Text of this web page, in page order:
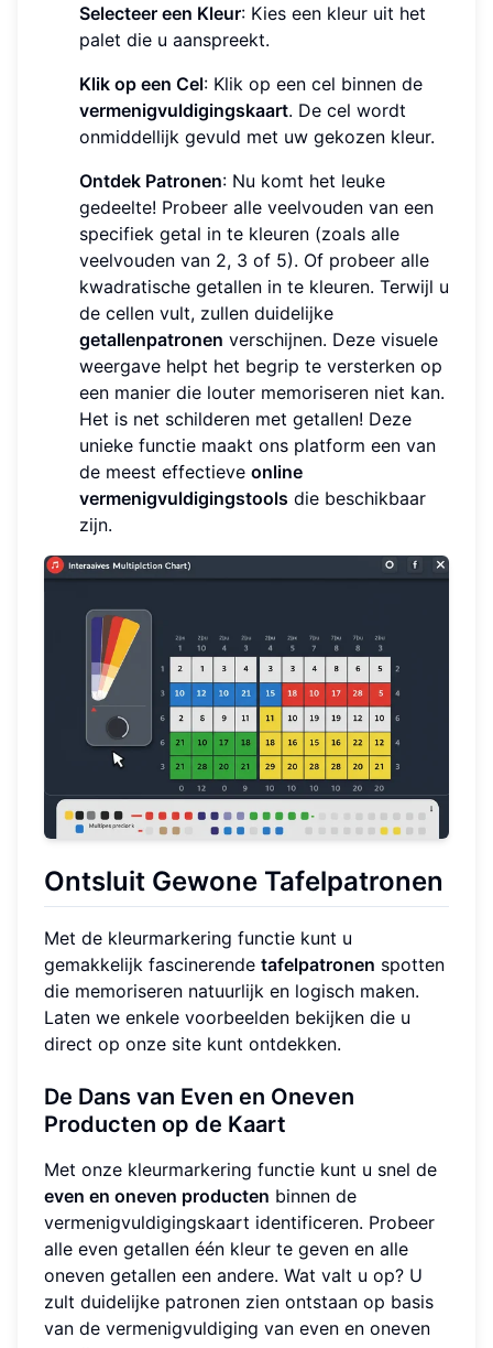
Selecteer een Kleur: Kies een kleur uit het
palet die u aanspreekt.
Klik op een Cel: Klik op een cel binnen de
vermenigvuldigingskaart. De cel wordt
onmiddellijk gevuld met uw gekozen kleur.
Ontdek Patronen: Nu komt het leuke
gedeelte! Probeer alle veelvouden van een
specifiek getal in te kleuren (zoals alle
veelvouden van 2, 3 of 5). Of probeer alle
kwadratische getallen in te kleuren. Terwijl u
de cellen vult, zullen duidelijke
getallenpatronen verschijnen. Deze visuele
weergave helpt het begrip te versterken op
een manier die louter memoriseren niet kan.
Het is net schilderen met getallen! Deze
unieke functie maakt ons platform een van
de meest effectieve online
vermenigvuldigingstools die beschikbaar
zijn.
Ontsluit Gewone Tafelpatronen
Met de kleurmarkering functie kunt u
gemakkelijk fascinerende tafelpatronen spotten
die memoriseren natuurlijk en logisch maken.
Laten we enkele voorbeelden bekijken die u
direct op onze site kunt ontdekken.
De Dans van Even en Oneven
Producten op de Kaart
Met onze kleurmarkering functie kunt u snel de
even en oneven producten binnen de
vermenigvuldigingskaart identificeren. Probeer
alle even getallen één kleur te geven en alle
oneven getallen een andere. Wat valt u op? U
zult duidelijke patronen zien ontstaan op basis
van de vermenigvuldiging van even en oneven